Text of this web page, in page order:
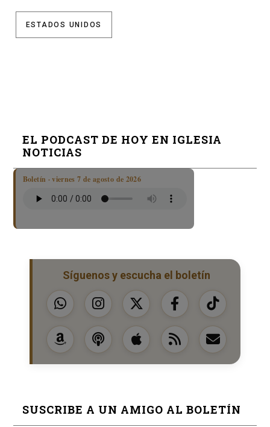
ESTADOS UNIDOS
EL PODCAST DE HOY EN IGLESIA
NOTICIAS
Boletín · viernes 7 de agosto de 2026
Síguenos y escucha el boletín
SUSCRIBE A UN AMIGO AL BOLETÍN